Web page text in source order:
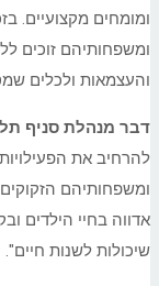
ומומחים מקצועיים.
ומשפחותיהם זוכים
והעצמאות ולכלים
דבר מנהלת סניף
להרחיב את
ומשפחותיהם
אדווה בחיי הילדים
שיכולות לשנות חיים".